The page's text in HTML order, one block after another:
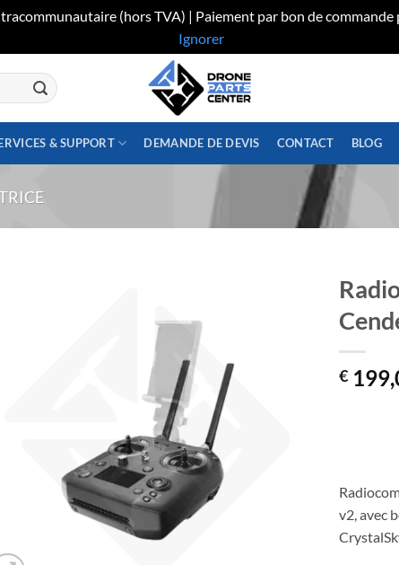
(hors TVA) | Paiement par bon de
Ignorer
& SUPPORT DEMANDE DE DEVIS CONTACT BLOG
€
v2, avec